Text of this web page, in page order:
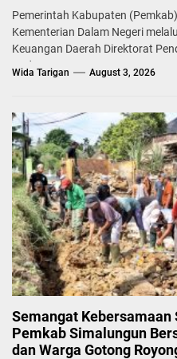
Pemerintah Kabupaten
Kementerian Dalam Negeri
Keuangan Daerah Direktorat
Badan...
Wida Tarigan August 3, 2026
Semangat
Pemkab Simalungun
dan Warga Gotong